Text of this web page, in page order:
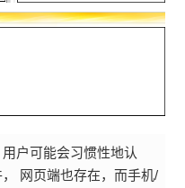
户可能会习惯性地认
网页端也存在，而手机/